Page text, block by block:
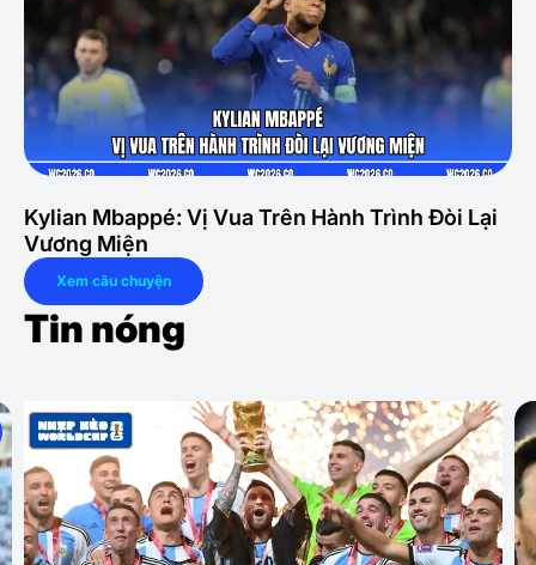
Kylian Mbappé: Vị Vua Trên Hành Trình Đòi Lại
Vương Miện
Xem câu chuyện
Tin nóng